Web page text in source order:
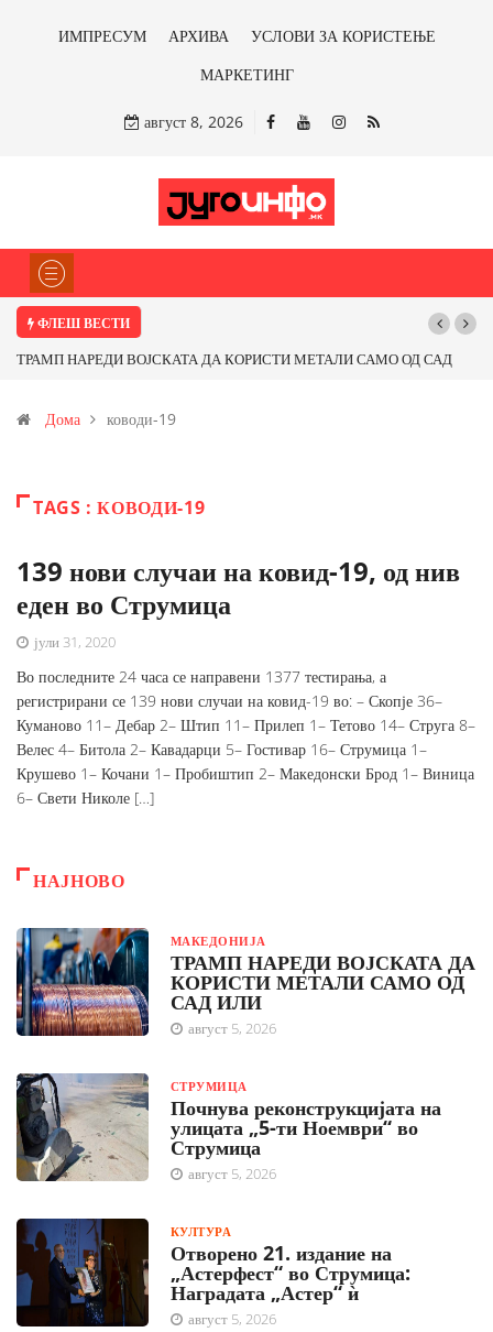
ИМПРЕСУМ АРХИВА
УСЛОВИ ЗА КОРИСТЕЊЕ
МАРКЕТИНГ
август 8, 2026
ФЛЕШ ВЕСТИ
ТРАМП НАРЕДИ ВОЈСКАТА ДА КОРИСТИ МЕТАЛИ САМО ОД САД
Иловица и со антимонот?
Дома ководи-19
TAGS : КОВОДИ-19
139 нови случаи на ковид-19, од нив
еден во Струмица
јули 31, 2020
Во последните 24 часа се направени 1377 тестирања, а
регистрирани се 139 нови случаи на ковид-19 во: – Скопје 36–
Куманово 11– Дебар 2– Штип 11– Прилеп 1– Тетово 14– Струга 8–
Велес 4– Битола 2– Кавадарци 5– Гостивар 16– Струмица 1–
Крушево 1– Кочани 1– Пробиштип 2– Македонски Брод 1– Виница
6– Свети Николе […]
НАЈНОВО
МАКЕДОНИЈА
ТРАМП НАРЕДИ ВОЈСКАТА ДА
КОРИСТИ МЕТАЛИ САМО ОД
САД ИЛИ
август 5, 2026
СТРУМИЦА
Почнува реконструкцијата на
улицата „5-ти Ноември“ во
Струмица
август 5, 2026
КУЛТУРА
Отворено 21. издание на
„Астерфест“ во Струмица:
Наградата „Астер“ ѝ
август 5, 2026